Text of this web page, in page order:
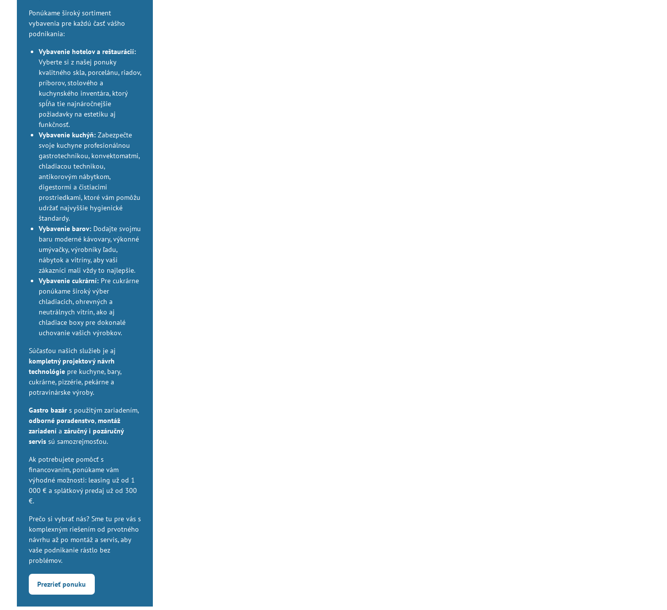
Ponúkame široký sortiment
vybavenia pre každú časť vášho
podnikania:
Vybavenie hotelov a reštaurácií:
Vyberte si z našej ponuky
kvalitného skla, porcelánu, riadov,
príborov, stolového a
kuchynského inventára, ktorý
spĺňa tie najnáročnejšie
požiadavky na estetiku aj
funkčnosť.
Vybavenie kuchýň:Zabezpečte
svoje kuchyne profesionálnou
gastrotechnikou, konvektomatmi,
chladiacou technikou,
antikorovým nábytkom,
digestormi a čistiacimi
prostriedkami, ktoré vám pomôžu
udržať najvyššie hygienické
štandardy.
Vybavenie barov:Dodajte svojmu
baru moderné kávovary, výkonné
umývačky, výrobníky ľadu,
nábytok a vitríny, aby vaši
zákazníci mali vždy to najlepšie.
Vybavenie cukrární:Pre cukrárne
ponúkame široký výber
chladiacich, ohrevných a
neutrálnych vitrín, ako aj
chladiace boxy pre dokonalé
uchovanie vašich výrobkov.
Súčasťou našich služieb je aj
kompletný projektový návrh
technológiepre kuchyne, bary,
cukrárne, pizzérie, pekárne a
potravinárske výroby.
Gastro bazárs použitým zariadením,
odborné poradenstvo,montáž
zariadenía záručný i pozáručný
servissú samozrejmosťou.
Ak potrebujete pomôcť s
financovaním, ponúkame vám
výhodné možnosti: leasing už od 1
000 € a splátkový predaj už od 300
€.
Prečo si vybrať nás? Sme tu pre vás s
komplexným riešením od prvotného
návrhu až po montáž a servis, aby
vaše podnikanie rástlo bez
problémov.
Prezrieť ponuku